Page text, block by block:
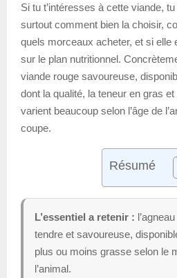
Si tu t’intéresses à cette viande,
surtout comment bien la choisir,
quels morceaux acheter, et si elle
sur le plan nutritionnel.
viande rouge savoureuse,
dont la qualité, la teneur en gras et
varient beaucoup selon l’âge de
coupe.
Résumé
L’essentiel a retenir :
tendre et savoureuse,
plus ou moins grasse selon le
l’animal.